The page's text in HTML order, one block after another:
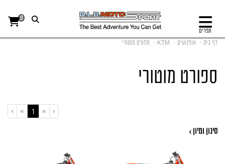
תפריט
0
דף בית אופנועים KTM ספורט מוטורי
ספורט מוטורי
‹
«
1
»
›
סינון ומיון ›